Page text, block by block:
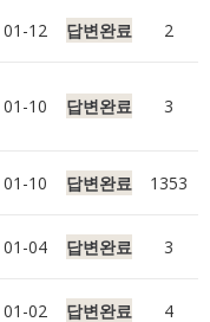
01-12 답변완료 2
01-10 답변완료 3
01-10 답변완료 1353
01-04 답변완료 3
01-02 답변완료 4